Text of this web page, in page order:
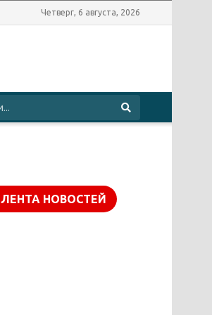
Четверг, 6 августа, 2026
ЛЕНТА НОВОСТЕЙ